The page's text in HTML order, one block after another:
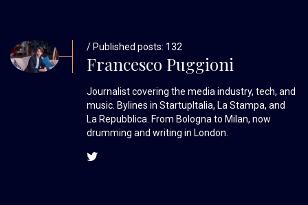
/ Published posts: 132
Francesco Puggioni
Journalist covering the media industry, tech, and
music. Bylines in StartupItalia, La Stampa, and
La Repubblica. From Bologna to Milan, now
drumming and writing in London.